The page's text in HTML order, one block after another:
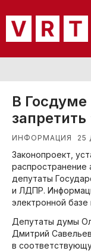
В
ИНФОРМАЦИЯ 25
Законопроект,
распространение
депутаты
и ЛДПР.
электронной базе
Депутаты думы
Дмитрий
в